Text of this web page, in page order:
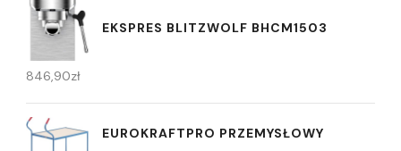
EKSPRES BLITZWOLF BHCM1503
846,90zł
EUROKRAFTPRO PRZEMYSŁOWY